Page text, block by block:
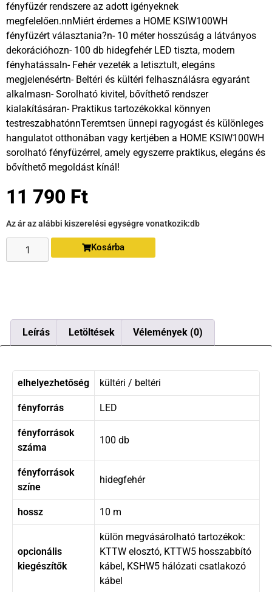
fényfüzér rendszere az adott igényeknek
megfelelően.nnMiért érdemes a HOME KSIW100WH
fényfüzért választania?n- 10 méter hosszúság a látványos
dekorációhozn- 100 db hidegfehér LED tiszta, modern
fényhatássaln- Fehér vezeték a letisztult, elegáns
megjelenésértn- Beltéri és kültéri felhasználásra egyaránt
alkalmasn- Sorolható kivitel, bővíthető rendszer
kialakításáran- Praktikus tartozékokkal könnyen
testreszabhatónnTeremtsen ünnepi ragyogást és különleges
hangulatot otthonában vagy kertjében a HOME KSIW100WH
sorolható fényfüzérrel, amely egyszerre praktikus, elegáns és
bővíthető megoldást kínál!
11 790 Ft
Az ár az alábbi kiszerelési egységre vonatkozik:db
Kosárba
Leírás Letöltések Vélemények (0)
elhelyezhetőség kültéri / beltéri
fényforrás LED
fényforrások
száma
100 db
fényforrások
színe
hidegfehér
hossz 10 m
opcionális
kiegészítők
külön megvásárolható tartozékok:
KTTW elosztó, KTTW5 hosszabbító
kábel, KSHW5 hálózati csatlakozó
kábel